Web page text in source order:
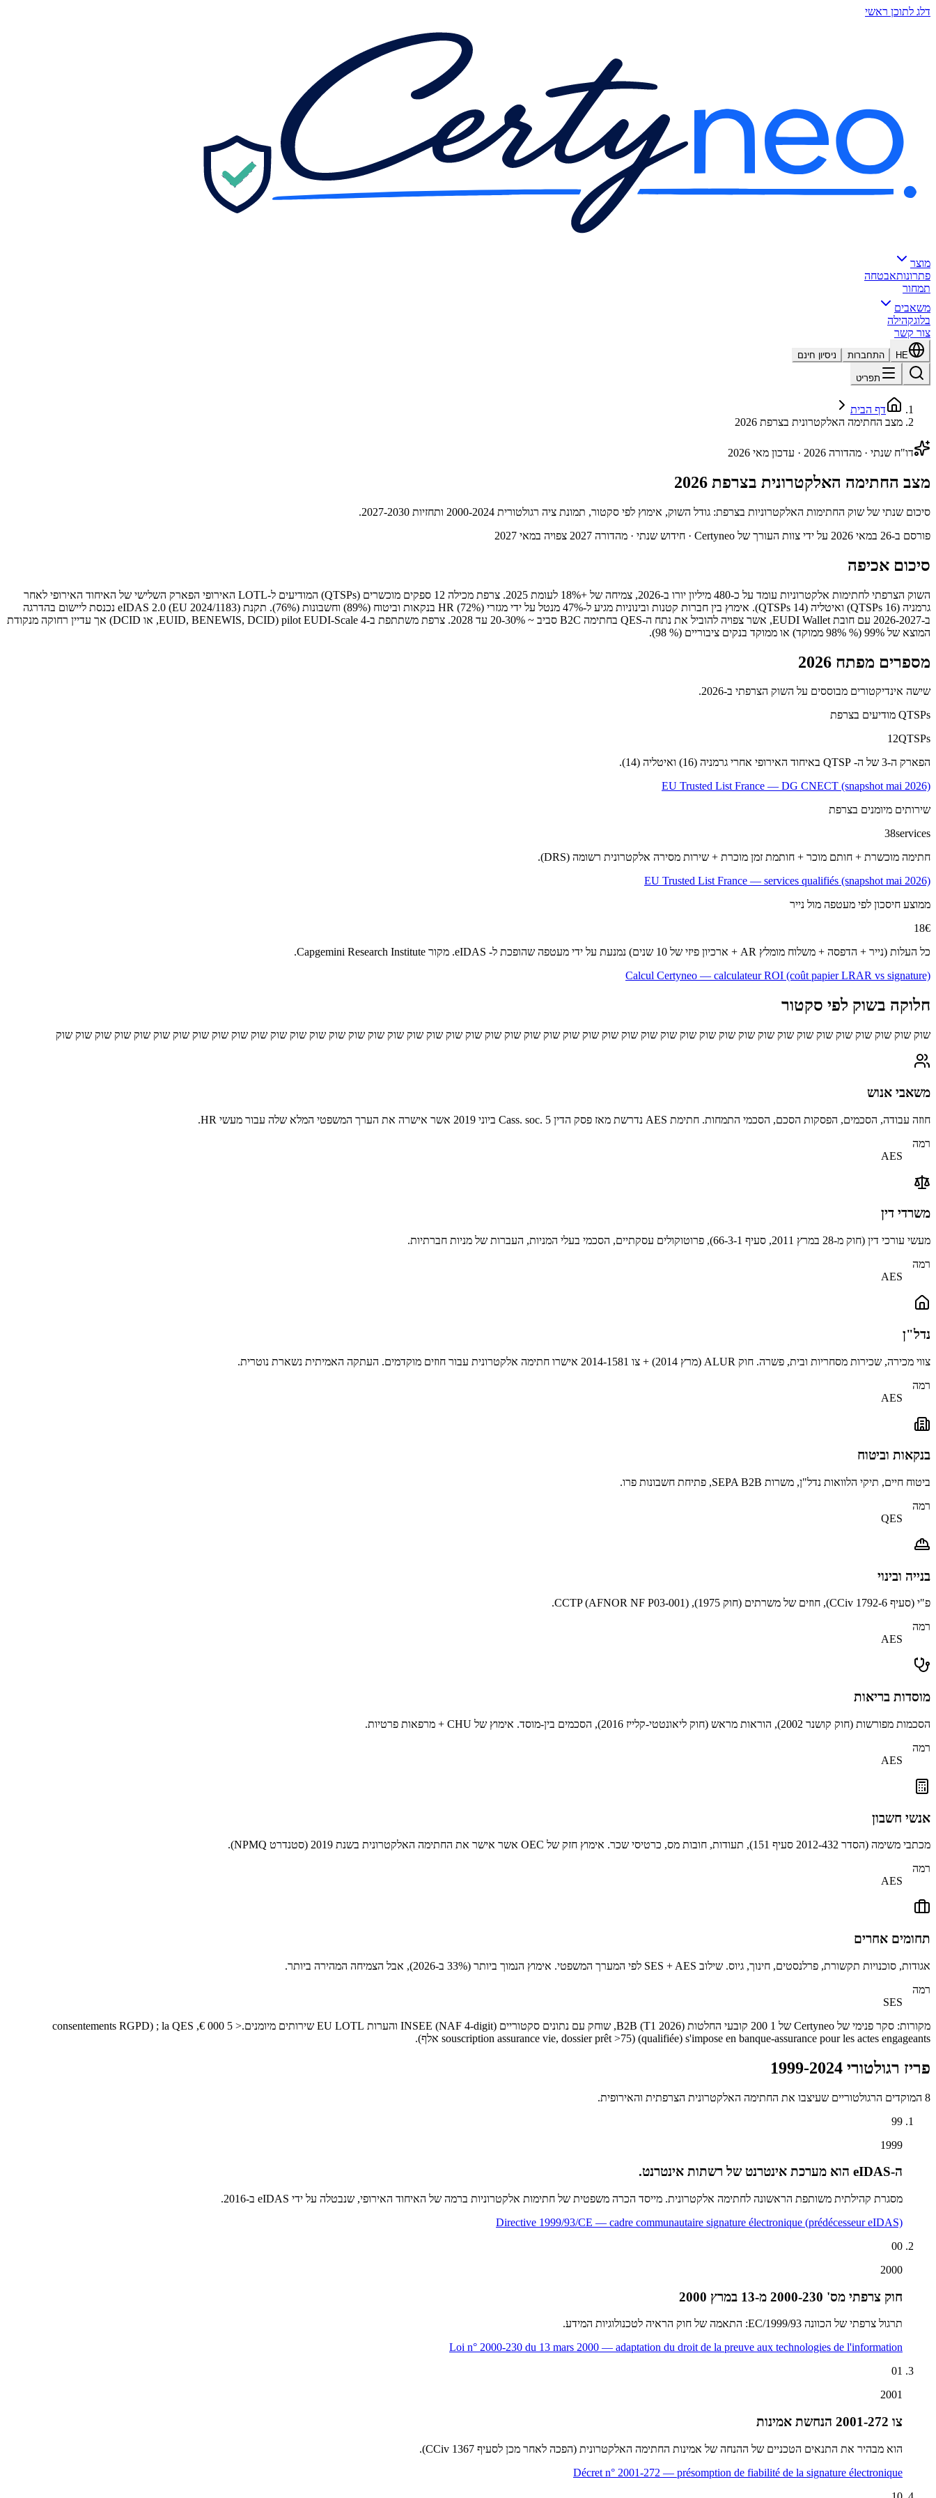
דלג לתוכן ראשי
מוצר
פתרונותאבטחה
תמחור
משאבים
בלוגקהילה
צור קשר
HE התחברות ניסיון חינם
תפריט
דף הבית
מצב החתימה האלקטרונית בצרפת 2026
דו"ח שנתי · מהדורה 2026 · עדכון מאי 2026
מצב החתימה האלקטרונית בצרפת 2026
סיכום שנתי של שוק החתימות האלקטרוניות בצרפת: גודל השוק, אימוץ לפי סקטור, תמונת ציה רגולטורית 2000-2024 ותחזיות 2027-2030.
פורסם ב-26 במאי 2026 על ידי צוות העורך של Certyneo · חידוש שנתי · מהדורה 2027 צפויה במאי 2027
סיכום אכיפה
השוק הצרפתי לחתימות אלקטרוניות עומד על כ-480 מיליון יורו ב-2026, צמיחה של +18% לעומת 2025. צרפת מכילה 12 ספקים מוכשרים (QTSPs) המודיעים ל-LOTL האירופי הפארק השלישי של האיחוד האירופי לאחר
גרמניה (16 QTSPs) ואיטליה (14 QTSPs). אימוץ בין חברות קטנות ובינוניות מגיע ל-47% מנטל על ידי מגזרי HR (72%) בנקאות וביטוח (89%) וחשבונות (76%). תקנת eIDAS 2.0 (EU 2024/1183) נכנסת ליישום בהדרגה
ב-2026-2027 עם חובת EUDI Wallet, אשר צפויה להוביל את נתח ה-QES בחתימה B2C סביב ~ 20-30% עד 2028. צרפת משתתפת ב-4 pilot EUDI-Scale (EUID, BENEWIS, DCID, או DCID) אך עדיין רחוקה מנקודת
המוצא של 99% (% 98% ממוקד) או ממוקד בנקים ציבוריים (% 98).
מספרים מפתח 2026
שישה אינדיקטורים מבוססים על השוק הצרפתי ב-2026.
QTSPs מודיעים בצרפת
12QTSPs
הפארק ה-3 של ה- QTSP באיחוד האירופי אחרי גרמניה (16) ואיטליה (14).
EU Trusted List France — DG CNECT (snapshot mai 2026)
שירותים מיומנים בצרפת
38services
חתימה מוכשרת + חותם מוכר + חותמת זמן מוכרת + שירות מסירה אלקטרונית רשומה (DRS).
EU Trusted List France — services qualifiés (snapshot mai 2026)
ממוצע חיסכון לפי מעטפה מול נייר
18€
כל העלות (נייר + הדפסה + משלוח מומלץ AR + ארכיון פיזי של 10 שנים) נמנעת על ידי מעטפה שהופכת ל- eIDAS. מקור Capgemini Research Institute.
Calcul Certyneo — calculateur ROI (coût papier LRAR vs signature)
חלוקה בשוק לפי סקטור
שוק שוק שוק שוק שוק שוק שוק שוק שוק שוק שוק שוק שוק שוק שוק שוק שוק שוק שוק שוק שוק שוק שוק שוק שוק שוק שוק שוק שוק שוק שוק שוק שוק שוק שוק שוק שוק שוק שוק שוק שוק שוק שוק שוק שוק
משאבי אנוש
חוזה עבודה, הסכמים, הפסקות הסכם, הסכמי התמחות. חתימת AES נדרשת מאז פסק הדין Cass. soc. 5 ביוני 2019 אשר אישרה את הערך המשפטי המלא שלה עבור מעשי HR.
רמה
AES
משרדי דין
מעשי עורכי דין (חוק מ-28 במרץ 2011, סעיף 66-3-1), פרוטוקולים עסקתיים, הסכמי בעלי המניות, העברות של מניות חברתיות.
רמה
AES
נדל"ן
צווי מכירה, שכירות מסחריות ובית, פשרה. חוק ALUR (מרץ 2014) + צו 2014-1581 אישרו חתימה אלקטרונית עבור חוזים מוקדמים. העתקה האמיתית נשארת נוטרית.
רמה
AES
בנקאות וביטוח
ביטוח חיים, תיקי הלוואות נדל"ן, משרות SEPA B2B, פתיחת חשבונות פרו.
רמה
QES
בנייה ובינוי
פ"י (סעיף 1792-6 CCiv), חוזים של משרתים (חוק 1975), CCTP (AFNOR NF P03-001).
רמה
AES
מוסדות בריאות
הסכמות מפורשות (חוק קושנר 2002), הוראות מראש (חוק ליאונטטי-קלייז 2016), הסכמים בין-מוסד. אימוץ של CHU + מרפאות פרטיות.
רמה
AES
אנשי חשבון
מכתבי משימה (הסדר 2012-432 סעיף 151), תעודות, חובות מס, כרטיסי שכר. אימוץ חזק של OEC אשר אישר את החתימה האלקטרונית בשנת 2019 (סטנדרט NPMQ).
רמה
AES
תחומים אחרים
אגודות, סוכנויות תקשורת, פרלנסטים, חינוך, גיוס. שילוב SES + AES לפי המערך המשפטי. אימוץ הנמוך ביותר (33% ב-2026), אבל הצמיחה המהירה ביותר.
רמה
SES
מקורות: סקר פנימי של Certyneo של 1 200 קובעי החלטות B2B (T1 2026), שוחק עם נתונים סקטוריים INSEE (NAF 4-digit) והערות EU LOTL שירותים מיומנים.< 5 000 €, consentements RGPD) ; la QES
(qualifiée) s'impose en banque-assurance pour les actes engageants (souscription assurance vie, dossier prêt >75 אלף).
פריז רגולטורי 1999-2024
8 המוקדים הרגולטוריים שעיצבו את החתימה האלקטרונית הצרפתית והאירופית.
99
1999
ה-eIDAS הוא מערכת אינטרנט של רשתות אינטרנט.
מסגרת קהילתית משותפת הראשונה לחתימה אלקטרונית. מייסד הכרה משפטית של חתימות אלקטרוניות ברמה של האיחוד האירופי, שנבטלה על ידי eIDAS ב-2016.
Directive 1999/93/CE — cadre communautaire signature électronique (prédécesseur eIDAS)
00
2000
חוק צרפתי מס' 2000-230 מ-13 במרץ 2000
תרגול צרפתי של הכוונה 1999/93/EC: התאמה של חוק הראיה לטכנולוגיות המידע.
Loi n° 2000-230 du 13 mars 2000 — adaptation du droit de la preuve aux technologies de l'information
01
2001
צו 2001-272 הנחשת אמינות
הוא מבהיר את התנאים הטכניים של ההנחה של אמינות החתימה האלקטרונית (הפכה לאחר מכן לסעיף 1367 CCiv).
Décret n° 2001-272 — présomption de fiabilité de la signature électronique